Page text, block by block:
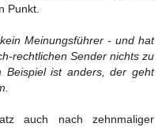
Punkt.
Meinungsführer - und hat
rechtlichen Sender nichts zu
Beispiel ist anders, der geht
auch nach zehnmaliger